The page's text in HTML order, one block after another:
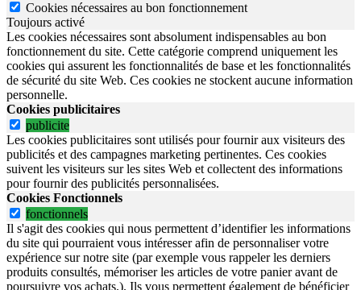
Cookies nécessaires au bon fonctionnement
Toujours activé
Les cookies nécessaires sont absolument indispensables au bon
fonctionnement du site. Cette catégorie comprend uniquement les
cookies qui assurent les fonctionnalités de base et les fonctionnalités
de sécurité du site Web. Ces cookies ne stockent aucune information
personnelle.
Cookies publicitaires
publicite
Les cookies publicitaires sont utilisés pour fournir aux visiteurs des
publicités et des campagnes marketing pertinentes. Ces cookies
suivent les visiteurs sur les sites Web et collectent des informations
pour fournir des publicités personnalisées.
Cookies Fonctionnels
fonctionnels
Il s'agit des cookies qui nous permettent d’identifier les informations
du site qui pourraient vous intéresser afin de personnaliser votre
expérience sur notre site (par exemple vous rappeler les derniers
produits consultés, mémoriser les articles de votre panier avant de
poursuivre vos achats.). Ils vous permettent également de bénéficier